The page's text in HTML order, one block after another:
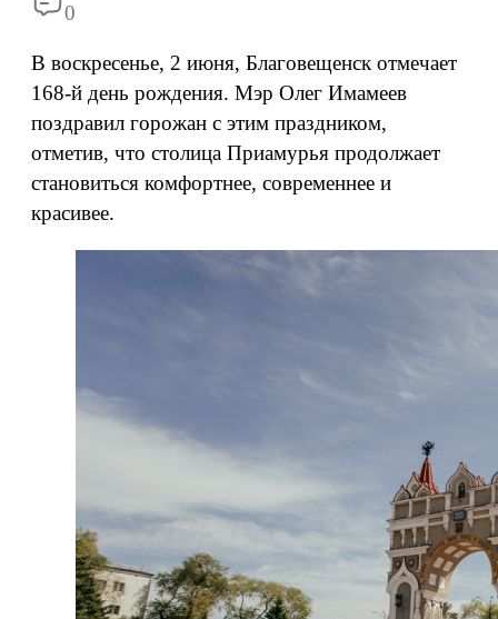
0
В воскресенье, 2 июня, Благовещенск отмечает
168-й день рождения. Мэр Олег Имамеев
поздравил горожан с этим праздником,
отметив, что столица Приамурья продолжает
становиться комфортнее, современнее и
красивее.